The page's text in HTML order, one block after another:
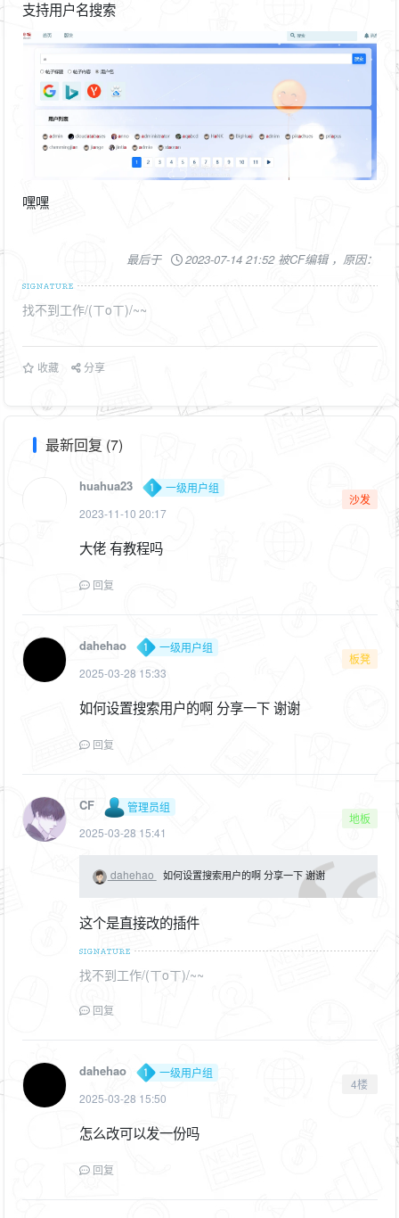
支持用户名搜索
嘿嘿
最后于 2023-07-14 21:52 被CF编辑 ，原因：
找不到工作/(ㄒoㄒ)/~~
收藏 分享
最新回复 (7)
huahua23
一级用户组
2023-11-10 20:17
沙发
大佬 有教程吗
回复
dahehao
一级用户组
2025-03-28 15:33
板凳
如何设置搜索用户的啊 分享一下 谢谢
回复
CF
管理员组
2025-03-28 15:41
地板
dahehao 如何设置搜索用户的啊 分享一下 谢谢
这个是直接改的插件
找不到工作/(ㄒoㄒ)/~~
回复
dahehao
一级用户组
2025-03-28 15:50
4楼
怎么改可以发一份吗
回复